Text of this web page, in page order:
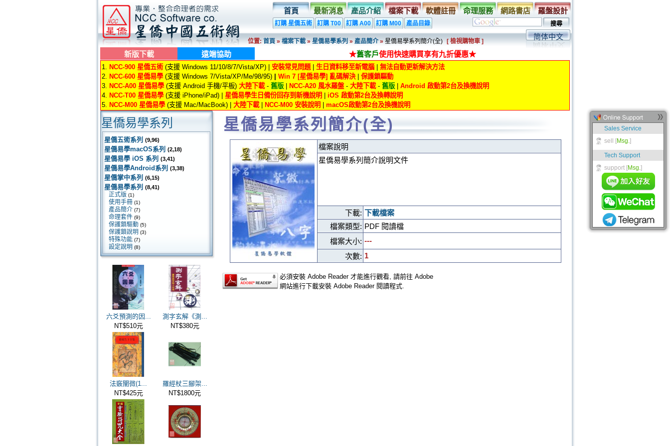
首頁 最新消息 產品介紹 檔案下載 軟體註冊 命理服務 網路書店 羅盤設計
訂購 星僑五術 訂購 T00 訂購 A00 訂購 M00 產品目錄
位置:首頁»檔案下載»星僑易學系列»產品簡介»星僑易學系列簡介(全) [ 檢視購物車 ]
简体中文
新版下載 遠端協助 ★舊客戶使用快速購買享有九折優惠★
1. NCC-900 星僑五術(支援 Windows 11/10/8/7/Vista/XP) | 安裝常見問題| 生日資料移至新電腦| 無法自動更新解決方法
2. NCC-600 星僑易學(支援 Windows 7/Vista/XP/Me/98/95) Win 7 [星僑易學] 亂碼解決| 保護鎖驅動
3. NCC-A00 星僑易學(支援 Android 手機/平板) 大陸下載- 舊版 NCC-A20 風水羅盤- 大陸下載- 舊版
Android 啟動第2台及換機說明
4. NCC-T00 星僑易學(支援 iPhone/iPad) | 星僑易學生日備份回存到新機說明
iOS 啟動第2台及換轉說明
5. NCC-M00 星僑易學(支援 Mac/MacBook) | 大陸下載| NCC-M00 安裝說明 macOS啟動第2台及換機說明
星僑易學系列
星僑五術系列 (9,96)
星僑易學macOS系列 (2,18)
星僑易學 iOS 系列 (3,41)
星僑易學Android系列 (3,38)
星僑掌中系列 (6,15)
星僑易學系列 (8,41)
正式版 (1)
使用手冊 (1)
產品簡介 (7)
命理套件 (9)
保護鎖驅動 (5)
保護鎖說明 (3)
特殊功能 (7)
設定說明 (8)
六爻預測的因...
NT$510元
測字玄解《測...
NT$380元
法竅闡微(1...
NT$425元
羅經杖三腳架...
NT$1800元
星僑易學系列簡介(全)
檔案說明
星僑易學系列簡介說明文件
下載: 下載檔案
檔案類型: PDF 閱讀檔
檔案大小: ---
次數: 1
必須安裝 Adobe Reader 才能進行觀看, 請前往 Adobe
網站進行下載安裝 Adobe Reader 閱讀程式.